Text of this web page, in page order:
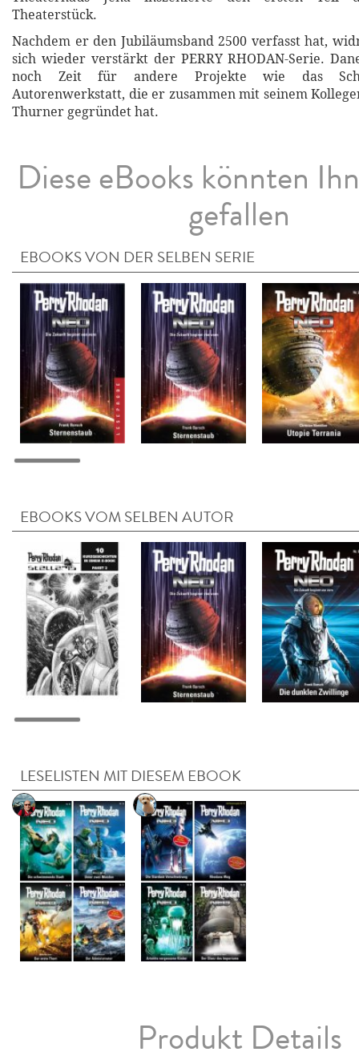
Theaterstück.
Nachdem er den Jubiläumsband 2500 verfasst hat,
sich wieder verstärkt der PERRY RHODAN-Serie.
noch Zeit für andere Projekte wie das
Autorenwerkstatt, die er zusammen mit seinem
Thurner gegründet hat.
Diese eBooks könnten
gefallen
EBOOKS VON DER SELBEN SERIE
EBOOKS VOM SELBEN AUTOR
LESELISTEN MIT DIESEM EBOOK
Produkt Details